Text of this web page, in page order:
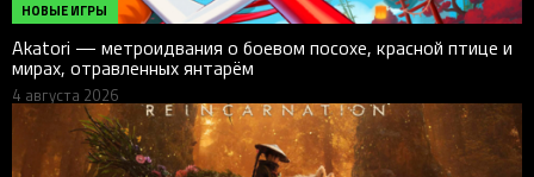
НОВЫЕ ИГРЫ
Akatori — метроидвания о боевом посохе, красной птице и
мирах, отравленных янтарём
4 августа 2026